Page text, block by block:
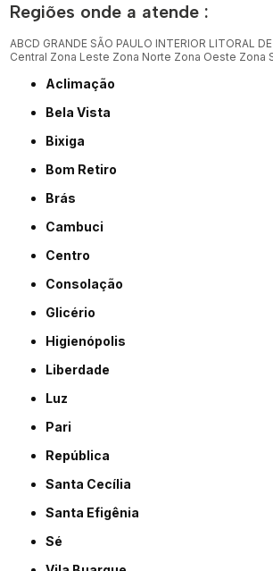
Regiões onde a atende :
ABCD GRANDE SÃO PAULO INTERIOR LITORAL
Central Zona Leste Zona Norte Zona Oeste Zona
Aclimação
Bela Vista
Bixiga
Bom Retiro
Brás
Cambuci
Centro
Consolação
Glicério
Higienópolis
Liberdade
Luz
Pari
República
Santa Cecília
Santa Efigênia
Sé